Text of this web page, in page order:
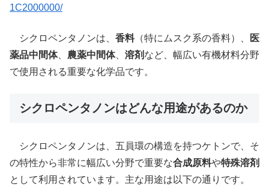
1C2000000/
シクロペンタノンは、 香料（特にムスク系の香料）、
医
薬品中間体、 農薬中間体、 溶剤 など、幅広い有機材料分野
で使用される重要な化学品です。
シクロペンタノンはどんな用途があるのか
シクロペンタノンは、五員環の構造を持つケトンで、そ
の特性から非常に幅広い分野で重要な合成原料や特殊溶剤
として利用されています。主な用途は以下の通りです。